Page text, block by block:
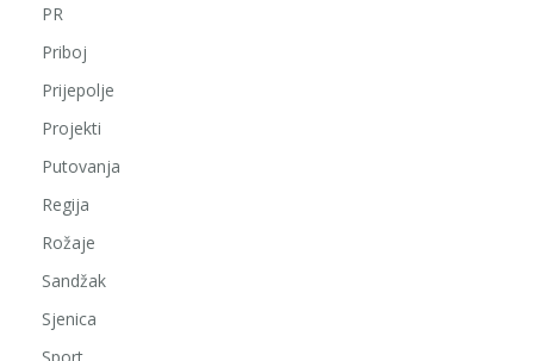
PR
Priboj
Prijepolje
Projekti
Putovanja
Regija
Rožaje
Sandžak
Sjenica